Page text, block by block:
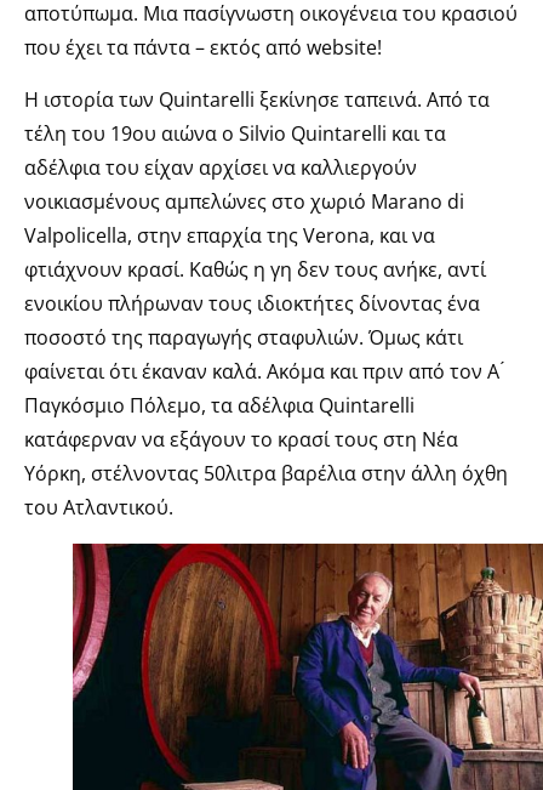
αποτύπωμα. Μια πασίγνωστη οικογένεια του κρασιού
που έχει τα πάντα – εκτός από website!
Η ιστορία των Quintarelli ξεκίνησε ταπεινά. Από τα
τέλη του 19ου αιώνα ο Silvio Quintarelli και τα
αδέλφια του είχαν αρχίσει να καλλιεργούν
νοικιασμένους αμπελώνες στο χωριό Marano di
Valpolicella, στην επαρχία της Verona, και να
φτιάχνουν κρασί. Καθώς η γη δεν τους ανήκε, αντί
ενοικίου πλήρωναν τους ιδιοκτήτες δίνοντας ένα
ποσοστό της παραγωγής σταφυλιών. Όμως κάτι
φαίνεται ότι έκαναν καλά. Ακόμα και πριν από τον Α ́
Παγκόσμιο Πόλεμο, τα αδέλφια Quintarelli
κατάφερναν να εξάγουν το κρασί τους στη Νέα
Υόρκη, στέλνοντας 50λιτρα βαρέλια στην άλλη όχθη
του Ατλαντικού.